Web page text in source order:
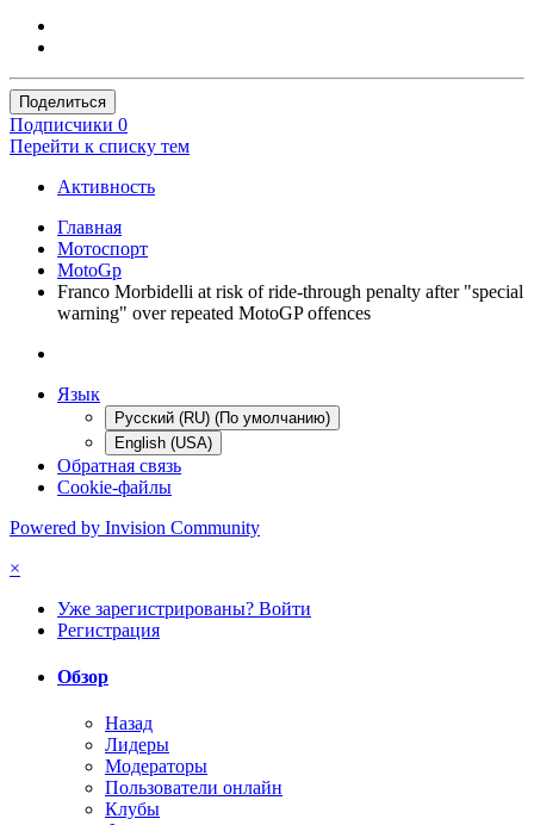
Поделиться
Подписчики 0
Перейти к списку тем
Активность
Главная
Мотоспорт
MotoGp
Franco Morbidelli at risk of ride-through penalty after "special
warning" over repeated MotoGP offences
Язык
Русский (RU) (По умолчанию)
English (USA)
Обратная связь
Cookie-файлы
Powered by Invision Community
×
Уже зарегистрированы? Войти
Регистрация
Обзор
Назад
Лидеры
Модераторы
Пользователи онлайн
Клубы